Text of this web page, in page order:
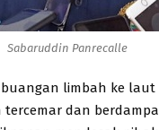
Sabaruddin Panrecalle
limbah ke
dan